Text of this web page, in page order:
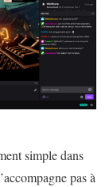
simple dans
pas à